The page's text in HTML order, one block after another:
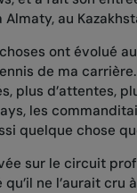
Almaty, au
ont évolué
de ma
plus d’attentes,
les
quelque chose
sur le circuit
ne l’aurait cru